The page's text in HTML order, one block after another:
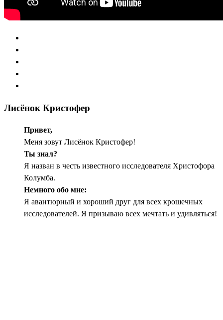
Лисёнок Кристофер
Привет,
Меня зовут Лисёнок Кристофер!
Ты знал?
Я назван в честь известного исследователя Христофора
Колумба.
Немного обо мне:
Я авантюрный и хороший друг для всех крошечных
исследователей. Я призываю всех мечтать и удивляться!